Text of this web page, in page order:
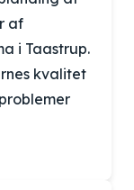
af
i Taastrup.
kvalitet